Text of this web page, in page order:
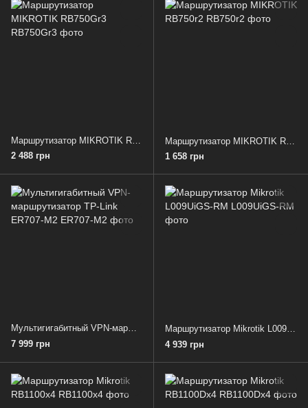
2 488 грн
1 658 грн
Мультигигабитный VРN-маршрутизатор TP-Link ER707-M2
7 999 грн
Маршрутизатор Mikrotik L009UiGS-RM
4 939 грн